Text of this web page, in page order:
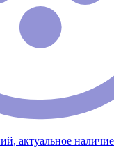
актуальное